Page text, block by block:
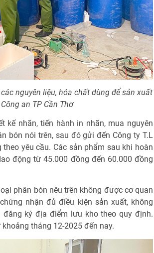
nguyên liệu, hóa chất dùng để sản xuất
an TP Cần Thơ
kế nhãn, tiến hành in nhãn, mua nguyên
bón nói trên, sau đó gửi đến Công ty T.L
yêu cầu. Các sản phẩm sau khi hoàn
động từ 45.000 đồng đến 60.000 đồng
phân bón nêu trên không được cơ quan
nhận đủ điều kiện sản xuất, không
ký địa điểm lưu kho theo quy định.
tháng 12-2025 đến nay.